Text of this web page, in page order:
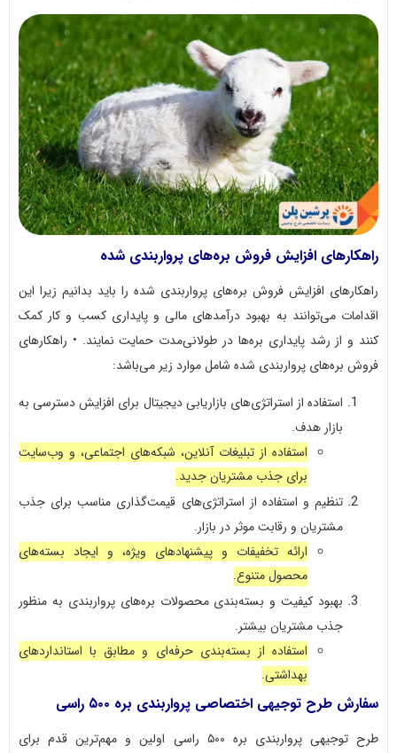
راهکارهای افزایش فروش بره‌های پرواربندی شده
راهکارهای افزایش فروش بره‌های پرواربندی شده را باید بدانیم زیرا این
اقدامات می‌توانند به بهبود درآمدهای مالی و پایداری کسب و کار کمک
کنند و از رشد پایداری بره‌ها در طولانی‌مدت حمایت نمایند. • راهکارهای
فروش بره‌های پرواربندی شده شامل موارد زیر می‌باشد:
استفاده از استراتژی‌های بازاریابی دیجیتال برای افزایش دسترسی به
بازار هدف.
استفاده از تبلیغات آنلاین، شبکه‌های اجتماعی، و وب‌سایت
برای جذب مشتریان جدید.
تنظیم و استفاده از استراتژی‌های قیمت‌گذاری مناسب برای جذب
مشتریان و رقابت موثر در بازار.
ارائه تخفیفات و پیشنهادهای ویژه، و ایجاد بسته‌های
محصول متنوع.
بهبود کیفیت و بسته‌بندی محصولات بره‌های پرواربندی به منظور
جذب مشتریان بیشتر.
استفاده از بسته‌بندی حرفه‌ای و مطابق با استانداردهای
بهداشتی.
سفارش طرح توجیهی اختصاصی پرواربندی بره ۵۰۰ راسی
طرح توجیهی پرواربندی بره ۵۰۰ راسی اولین و مهم‌ترین قدم برای